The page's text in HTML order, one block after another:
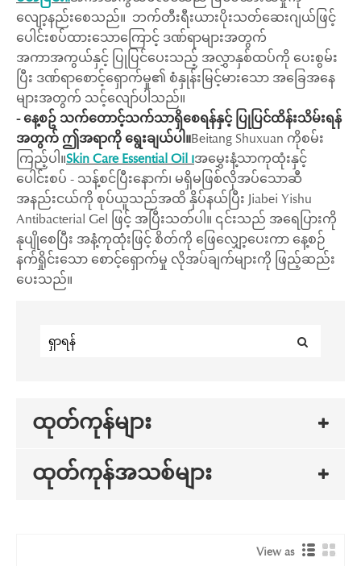
လျော့နည်းစေသည်။ ဘက်တီးရီးယားပိုးသတ်ဆေးဂျယ်ဖြင့်
ပေါင်းစပ်ထားသောကြောင့် ဒဏ်ရာများအတွက်
အကာအကွယ်နှင့် ပြုပြင်ပေးသည့် အလွှာနှစ်ထပ်ကို ပေးစွမ်း
ပြီး ဒဏ်ရာစောင့်ရှောက်မှု၏ စံနှုန်းမြင့်မားသော အခြေအနေ
များအတွက် သင့်လျော်ပါသည်။
- နေ့စဥ် သက်တောင့်သက်သာရှိစေရန်နှင့် ပြုပြင်ထိန်းသိမ်းရန်
အတွက် ဤအရာကို ရွေးချယ်ပါ။Beitang Shuxuan ကိုစမ်း
ကြည့်ပါ။Skin Care Essential Oil ၊အမွှေးနံ့သာကုထုံးနှင့်
ပေါင်းစပ် - သန့်စင်ပြီးနောက်၊ မရှိမဖြစ်လိုအပ်သောဆီ
အနည်းငယ်ကို စုပ်ယူသည်အထိ နှိပ်နယ်ပြီး Jiabei Yishu
Antibacterial Gel ဖြင့် အပြီးသတ်ပါ။ ၎င်းသည် အရေပြားကို
နုပျိုစေပြီး အနံ့ကုထုံးဖြင့် စိတ်ကို ဖြေလျှော့ပေးကာ နေ့စဉ်
နက်ရှိုင်းသော စောင့်ရှောက်မှု လိုအပ်ချက်များကို ဖြည့်ဆည်း
ပေးသည်။
ထုတ်ကုန်များ
ထုတ်ကုန်အသစ်များ
View as